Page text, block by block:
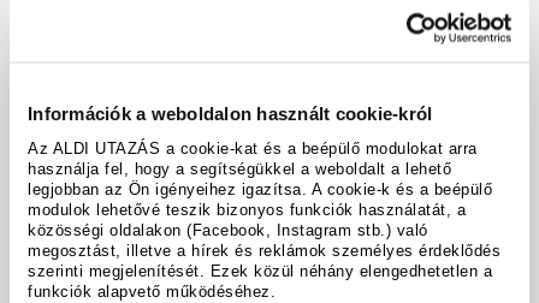
Információk a weboldalon használt cookie-król
Az ALDI UTAZÁS a cookie-kat és a beépülő modulokat arra
használja fel, hogy a segítségükkel a weboldalt a lehető
legjobban az Ön igényeihez igazítsa. A cookie-k és a beépülő
modulok lehetővé teszik bizonyos funkciók használatát, a
közösségi oldalakon (Facebook, Instagram stb.) való
megosztást, illetve a hírek és reklámok személyes érdeklődés
szerinti megjelenítését. Ezek közül néhány elengedhetetlen a
funkciók alapvető működéséhez.
megosztás
Felszereltség és tények
A hotel részletei
Időpontok & árak